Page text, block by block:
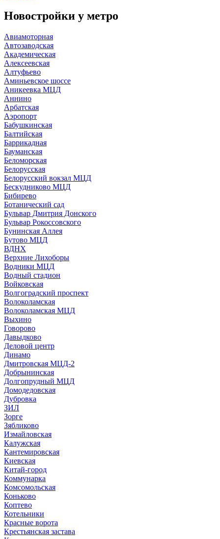
Новостройки у метро
Авиамоторная
Автозаводская
Академическая
Алексеевская
Алтуфьево
Аминьевское шоссе
Аникеевка МЦД
Аннино
Арбатская
Аэропорт
Бабушкинская
Балтийская
Баррикадная
Бауманская
Беломорская
Белорусская
Белорусский вокзал МЦД
Бескудниково МЦД
Бибирево
Ботанический сад
Бульвар Дмитрия Донского
Бульвар Рокоссовского
Бунинская Аллея
Бутово МЦД
ВДНХ
Верхние Лихоборы
Водники МЦД
Водный стадион
Войковская
Волгоградский проспект
Волоколамская
Волоколамская МЦД
Выхино
Говорово
Давыдково
Деловой центр
Динамо
Дмитровская МЦД-2
Добрынинская
Долгопрудный МЦД
Домодедовская
Дубровка
ЗИЛ
Зорге
Зябликово
Измайловская
Калужская
Кантемировская
Киевская
Китай-город
Коммунарка
Комсомольская
Коньково
Коптево
Котельники
Красные ворота
Крестьянская застава